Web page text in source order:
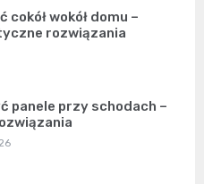
cokół wokół domu –
rozwiązania
panele przy schodach –